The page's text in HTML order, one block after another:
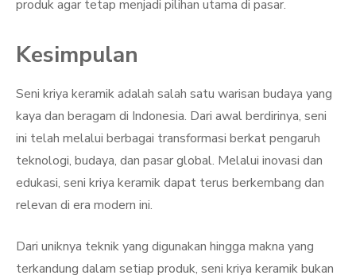
produk agar tetap menjadi pilihan utama di pasar.
Kesimpulan
Seni kriya keramik adalah salah satu warisan budaya yang
kaya dan beragam di Indonesia. Dari awal berdirinya, seni
ini telah melalui berbagai transformasi berkat pengaruh
teknologi, budaya, dan pasar global. Melalui inovasi dan
edukasi, seni kriya keramik dapat terus berkembang dan
relevan di era modern ini.
Dari uniknya teknik yang digunakan hingga makna yang
terkandung dalam setiap produk, seni kriya keramik bukan